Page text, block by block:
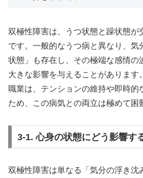
双極性障害は、うつ状態と躁状態が
です。一般的なうつ病と異なり、気
状態」も存在し、その極端な感情の
大きな影響を与えることがあります
職業は、テンションの維持や即時的
ため、この病気との両立は極めて困
3-1. 心身の状態にどう影響す
双極性障害は単なる「気分の浮き沈